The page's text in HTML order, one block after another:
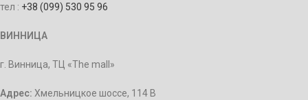
тел : +38 (099) 530 95 96
ВИННИЦА
г. Винница, ТЦ «The mall»
Адрес: Хмельницкое шоссе, 114 В